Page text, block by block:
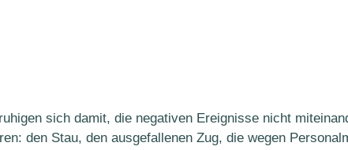
sich damit, die negativen Ereignisse nicht
den Stau, den ausgefallenen Zug, die wegen